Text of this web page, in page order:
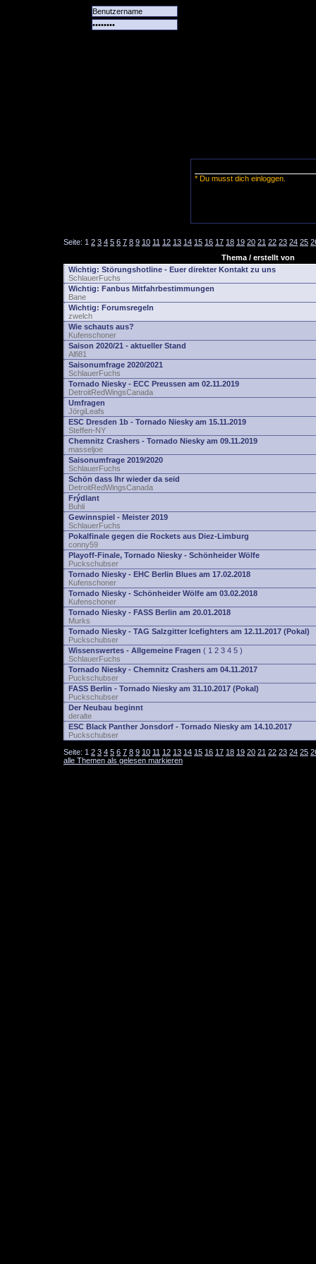
* Du musst dich einloggen.
Seite: 1 2 3 4 5 6 7 8 9 10 11 12 13 14 15 16 17 18 19 20 21 22 23 24 25
Thema / erstellt von
Wichtig: Störungshotline - Euer direkter Kontakt zu uns
SchlauerFuchs
Wichtig: Fanbus Mitfahrbestimmungen
Bane
Wichtig: Forumsregeln
zwelch
Wie schauts aus?
Kufenschoner
Saison 2020/21 - aktueller Stand
Alfi81
Saisonumfrage 2020/2021
SchlauerFuchs
Tornado Niesky - ECC Preussen am 02.11.2019
DetroitRedWingsCanada
Umfragen
JörgiLeafs
ESC Dresden 1b - Tornado Niesky am 15.11.2019
Steffen-NY
Chemnitz Crashers - Tornado Niesky am 09.11.2019
masseljoe
Saisonumfrage 2019/2020
SchlauerFuchs
Schön dass Ihr wieder da seid
DetroitRedWingsCanada
Frýdlant
Buhli
Gewinnspiel - Meister 2019
SchlauerFuchs
Pokalfinale gegen die Rockets aus Diez-Limburg
conny59
Playoff-Finale, Tornado Niesky - Schönheider Wölfe
Puckschubser
Tornado Niesky - EHC Berlin Blues am 17.02.2018
Kufenschoner
Tornado Niesky - Schönheider Wölfe am 03.02.2018
Kufenschoner
Tornado Niesky - FASS Berlin am 20.01.2018
Murks
Tornado Niesky - TAG Salzgitter Icefighters am 12.11.2017 (Pokal)
Puckschubser
Wissenswertes - Allgemeine Fragen ( 1 2 3 4 5 )
SchlauerFuchs
Tornado Niesky - Chemnitz Crashers am 04.11.2017
Puckschubser
FASS Berlin - Tornado Niesky am 31.10.2017 (Pokal)
Puckschubser
Der Neubau beginnt
deralte
ESC Black Panther Jonsdorf - Tornado Niesky am 14.10.2017
Puckschubser
Seite: 1 2 3 4 5 6 7 8 9 10 11 12 13 14 15 16 17 18 19 20 21 22 23 24 25
alle Themen als gelesen markieren